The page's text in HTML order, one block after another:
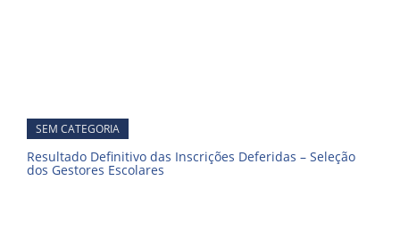
SEM CATEGORIA
Resultado Definitivo das Inscrições Deferidas – Seleção
dos Gestores Escolares